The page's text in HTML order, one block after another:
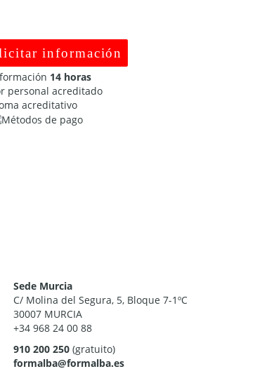
información
14 horas
personal acreditado
acreditativo
Sede Murcia
C/ Molina del Segura, 5, Bloque 7-1ºC
30007 MURCIA
+34 968 24 00 88
910 200 250(gratuito)
formalba@formalba.es